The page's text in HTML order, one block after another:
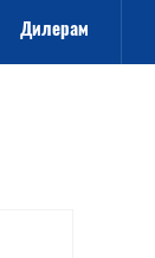
Дилерам